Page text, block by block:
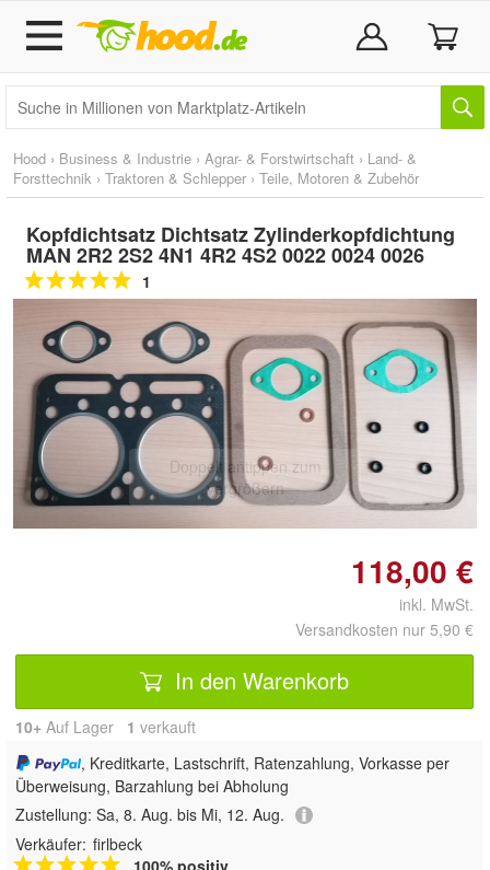
Hood › Business & Industrie › Agrar- & Forstwirtschaft › Land- &
Forsttechnik › Traktoren & Schlepper › Teile, Motoren & Zubehör
Kopfdichtsatz Dichtsatz Zylinderkopfdichtung
MAN 2R2 2S2 4N1 4R2 4S2 0022 0024 0026
1
Doppelt antippen zum
vergrößern
118,00 €
inkl. MwSt.
Versandkosten nur 5,90 €
In den Warenkorb
10+ Auf Lager 1 verkauft
, Kreditkarte, Lastschrift, Ratenzahlung, Vorkasse per
Überweisung, Barzahlung bei Abholung
Zustellung: Sa, 8. Aug. bis Mi, 12. Aug.
Verkäufer: firlbeck